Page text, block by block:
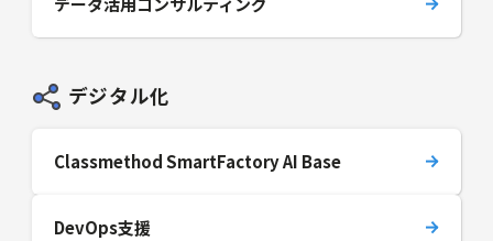
デジタル化
Classmethod SmartFactory AI Base
DevOps支援